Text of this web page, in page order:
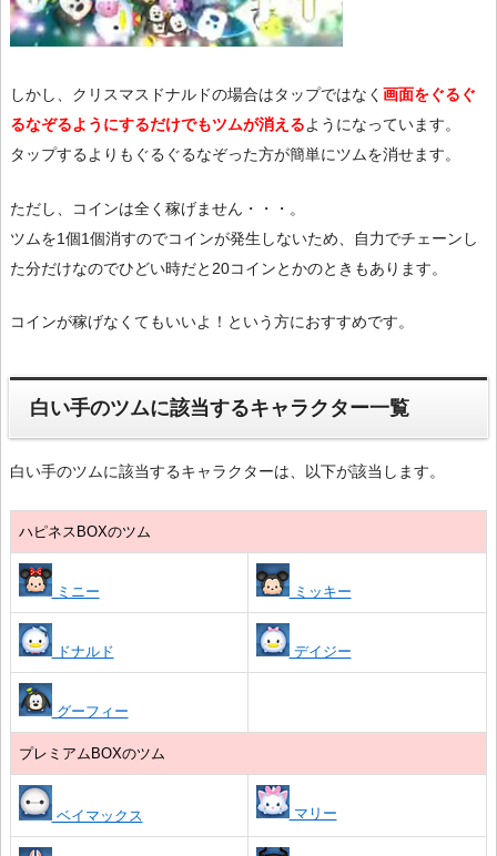
しかし、クリスマスドナルドの場合はタップではなく 画面をぐるぐ
るなぞるようにするだけでもツムが消えるようになっています。
タップするよりもぐるぐるなぞった方が簡単にツムを消せます。
ただし、コインは全く稼げません・・・。
ツムを1個1個消すのでコインが発生しないため、自力でチェーンし
た分だけなのでひどい時だと20コインとかのときもあります。
コインが稼げなくてもいいよ！という方におすすめです。
白い手のツムに該当するキャラクター一覧
白い手のツムに該当するキャラクターは、以下が該当します。
ハピネスBOXのツム
ミニー ミッキー
ドナルド デイジー
グーフィー
プレミアムBOXのツム
ベイマックス マリー